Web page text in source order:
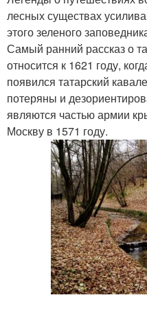
лесных существах
этого зеленого
Самый ранний рассказ о
относится к 1621 году,
появился татарский
потеряны и
являются частью армии
Москву в 1571 году.